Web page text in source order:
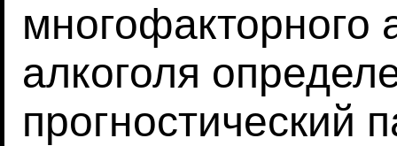
многофакторного
алкоголя
прогностический